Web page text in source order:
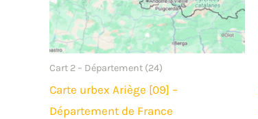
Cart 2 – Département (24)
Carte urbex Ariège [09] –
Département de France